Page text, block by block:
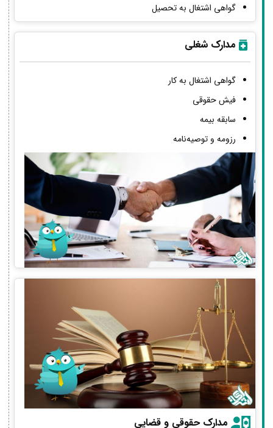
گواهی اشتغال به تحصیل
مدارک شغلی
گواهی اشتغال به کار
فیش حقوقی
سابقه بیمه
رزومه و توصیه‌نامه
مدارک حقوقی و قضایی